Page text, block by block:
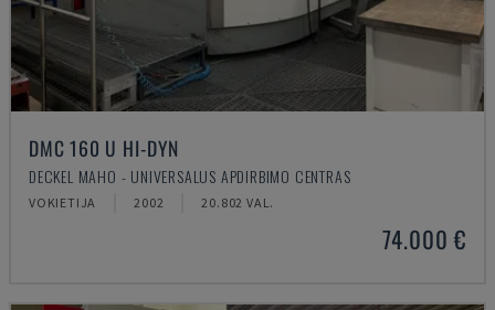
DMC 160 U HI-DYN
DECKEL MAHO - UNIVERSALUS APDIRBIMO CENTRAS
VOKIETIJA 2002 20.802 VAL.
74.000 €